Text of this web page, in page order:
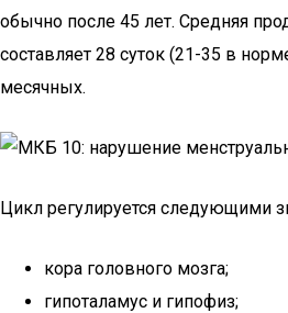
обычно после 45 лет. Средняя
составляет 28 суток (21-35 в
месячных.
Цикл регулируется следующими
кора головного мозга;
гипоталамус и гипофиз;